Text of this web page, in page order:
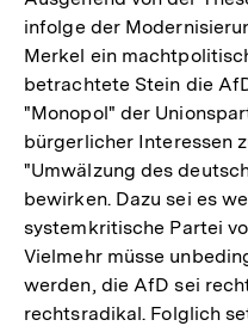
infolge der
Merkel ein
betrachtete Stein die
"Monopol" der
bürgerlicher Interessen
"Umwälzung des
bewirken. Dazu sei es
systemkritische Partei
Vielmehr müsse
werden, die AfD sei
rechtsradikal. Folglich